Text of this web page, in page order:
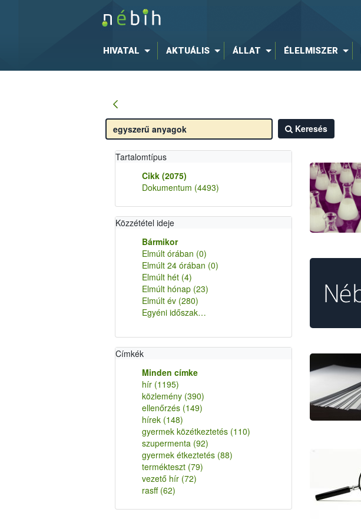
HIVATAL AKTUÁLIS ÁLLAT ÉLELMISZER
Keresés
Tartalomtípus
Cikk (2075)
Dokumentum (4493)
Közzététel ideje
Bármikor
Elmúlt órában (0)
Elmúlt 24 órában (0)
Elmúlt hét (4)
Elmúlt hónap (23)
Elmúlt év (280)
Egyéni időszak…
Címkék
Minden címke
hír (1195)
közlemény (390)
ellenőrzés (149)
hírek (148)
gyermek közétkeztetés (110)
szupermenta (92)
gyermek étkeztetés (88)
termékteszt (79)
vezető hír (72)
rasff (62)